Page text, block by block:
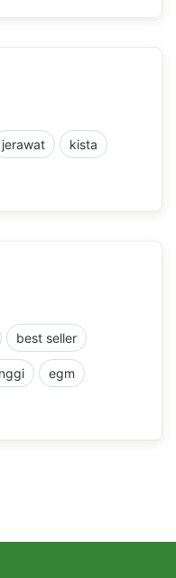
jerawat kista
best seller
egm